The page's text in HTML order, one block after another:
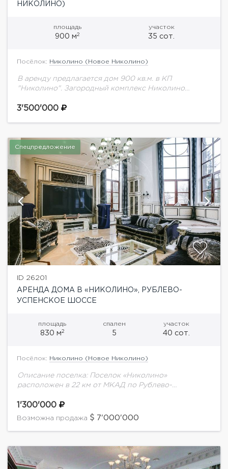
НИКОЛИНО)
площадь
900 м2
участок
35 сот.
Посёлок: Николино (Новое Николино)
В аренду предлагается дом 900 кв.м. в КП
"Николино". Загородный комплекс Николино
спланирован и продуман, он олицетворяет всё то,
3'500'000
Спецпредложение
ID 26201
АРЕНДА ДОМА В «НИКОЛИНО», РУБЛЕВО-
УСПЕНСКОЕ ШОССЕ
площадь
830 м2
спален
5
участок
40 сот.
Посёлок: Николино (Новое Николино)
Описание поселка: Поселок «Николино»
расположен в 22 км от МКАД по Рублево-
составляет 150 гектаров, на которой находится 250
домовладений. Поселок находится в...
1'300'000
Возможна продажа 7'000'000